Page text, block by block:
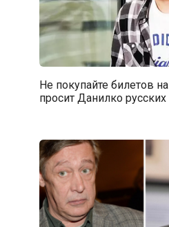
Не покупайте билетов
просит Данилко русских